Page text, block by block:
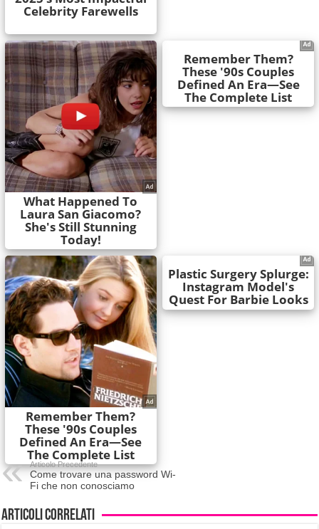
Articolo Precedente
Come trovare una password Wi-
Fi che non conosciamo
Articoli correlati